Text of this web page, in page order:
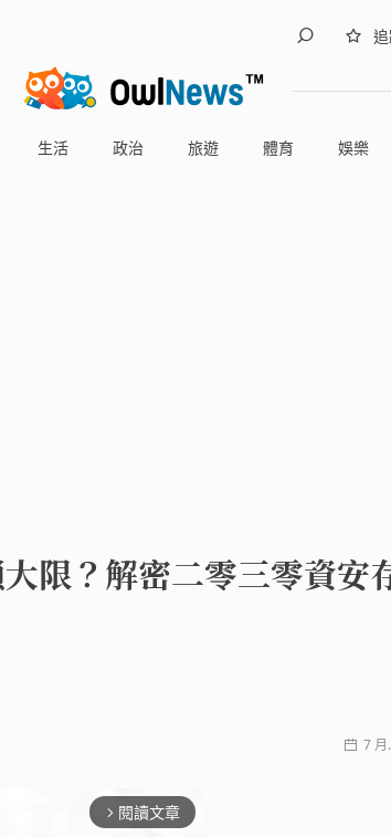
生活 政治 旅遊 體育 娛樂
限？解密二零三零資安
7
arrow_forward_ios 閱讀文章